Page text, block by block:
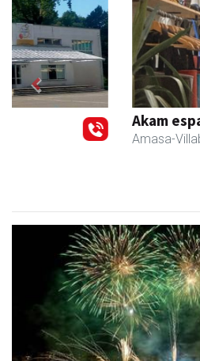
Akam espazioa
Amasa-Villabona - Arropa-dendak
Previous